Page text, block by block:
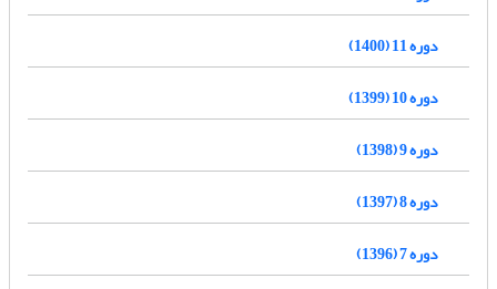
دوره 11 (1400)
دوره 10 (1399)
دوره 9 (1398)
دوره 8 (1397)
دوره 7 (1396)